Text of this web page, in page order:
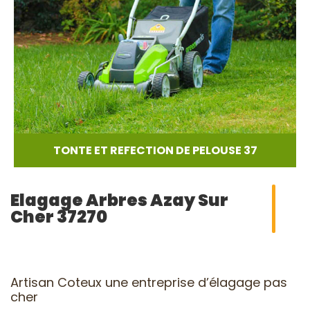
TONTE ET REFECTION DE PELOUSE 37
Elagage Arbres Azay Sur
Cher 37270
Artisan Coteux une entreprise d’élagage pas
cher